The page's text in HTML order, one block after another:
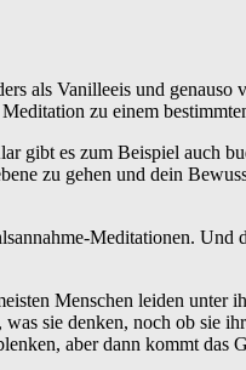
als Vanilleeis und
zu einem
gibt es zum Beispiel auch
zu gehen und dein
Meditationen. Und
Menschen leiden unter
sie denken, noch ob sie
aber dann kommt